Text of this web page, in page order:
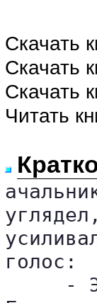
Скачать
Скачать
Скачать
Читать
голос:
-